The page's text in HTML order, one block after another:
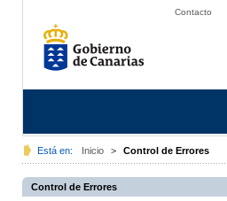
Contacto
Está en: Inicio > Control de Errores
Control de Errores